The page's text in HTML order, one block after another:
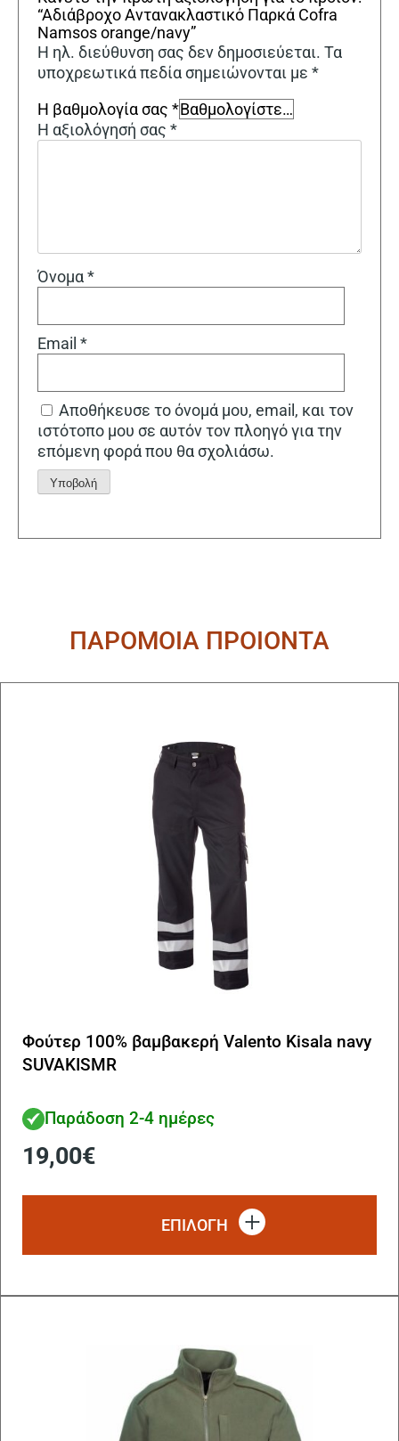
“Αδιάβροχο Αντανακλαστικό Παρκά Cofra
Namsos orange/navy”
Η ηλ. διεύθυνση σας δεν δημοσιεύεται. Τα
υποχρεωτικά πεδία σημειώνονται με *
Η βαθμολογία σας *
Η αξιολόγησή σας *
Όνομα*
Email *
Αποθήκευσε το όνομά μου, email, και τον
ιστότοπο μου σε αυτόν τον πλοηγό για την
επόμενη φορά που θα σχολιάσω.
ΠΑΡΟΜΟΙΑ ΠΡΟΙΟΝΤΑ
Φούτερ 100% βαμβακερή Valento Kisala navy
SUVAKISMR
Παράδοση 2-4 ημέρες
19,00€
ΕΠΙΛΟΓΗ